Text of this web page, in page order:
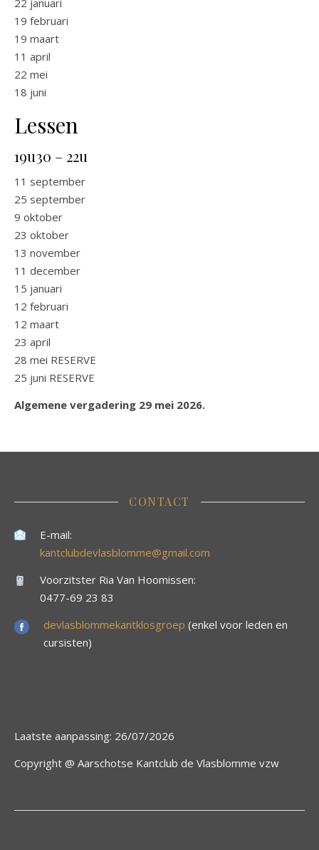
22 januari
19 februari
19 maart
11 april
22 mei
18 juni
Lessen
19u30 – 22u
11 september
25 september
9 oktober
23 oktober
13 november
11 december
15 januari
12 februari
12 maart
23 april
28 mei RESERVE
25 juni RESERVE
Algemene vergadering 29 mei 2026.
CONTACT
E-mail:
kantclubdevlasblomme@gmail.com
Voorzitster Ria Van Hoomissen:
0477-69 23 83
devlasblommekantklosgroep (enkel voor leden en
cursisten)
Laatste aanpassing: 26/07/2026
Copyright @ Aarschotse Kantclub de Vlasblomme vzw